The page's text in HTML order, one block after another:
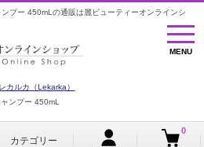
プー 450mLの通販は麗ビューティーオンラインシ
MENU
MENU
レカルカ（Lekarka）
ンプー 450mL
カテゴリー
0